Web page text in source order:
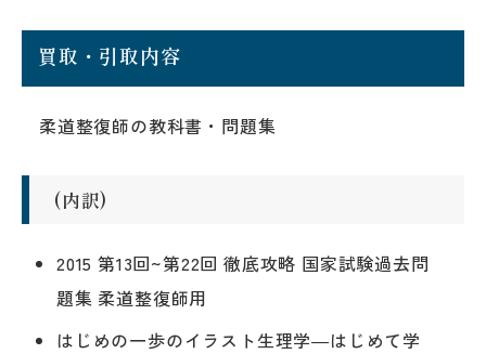
買取・引取内容
柔道整復師の教科書・問題集
(内訳)
2015 第13回~第22回 徹底攻略 国家試験過去問
題集 柔道整復師用
はじめの一歩のイラスト生理学―はじめて学